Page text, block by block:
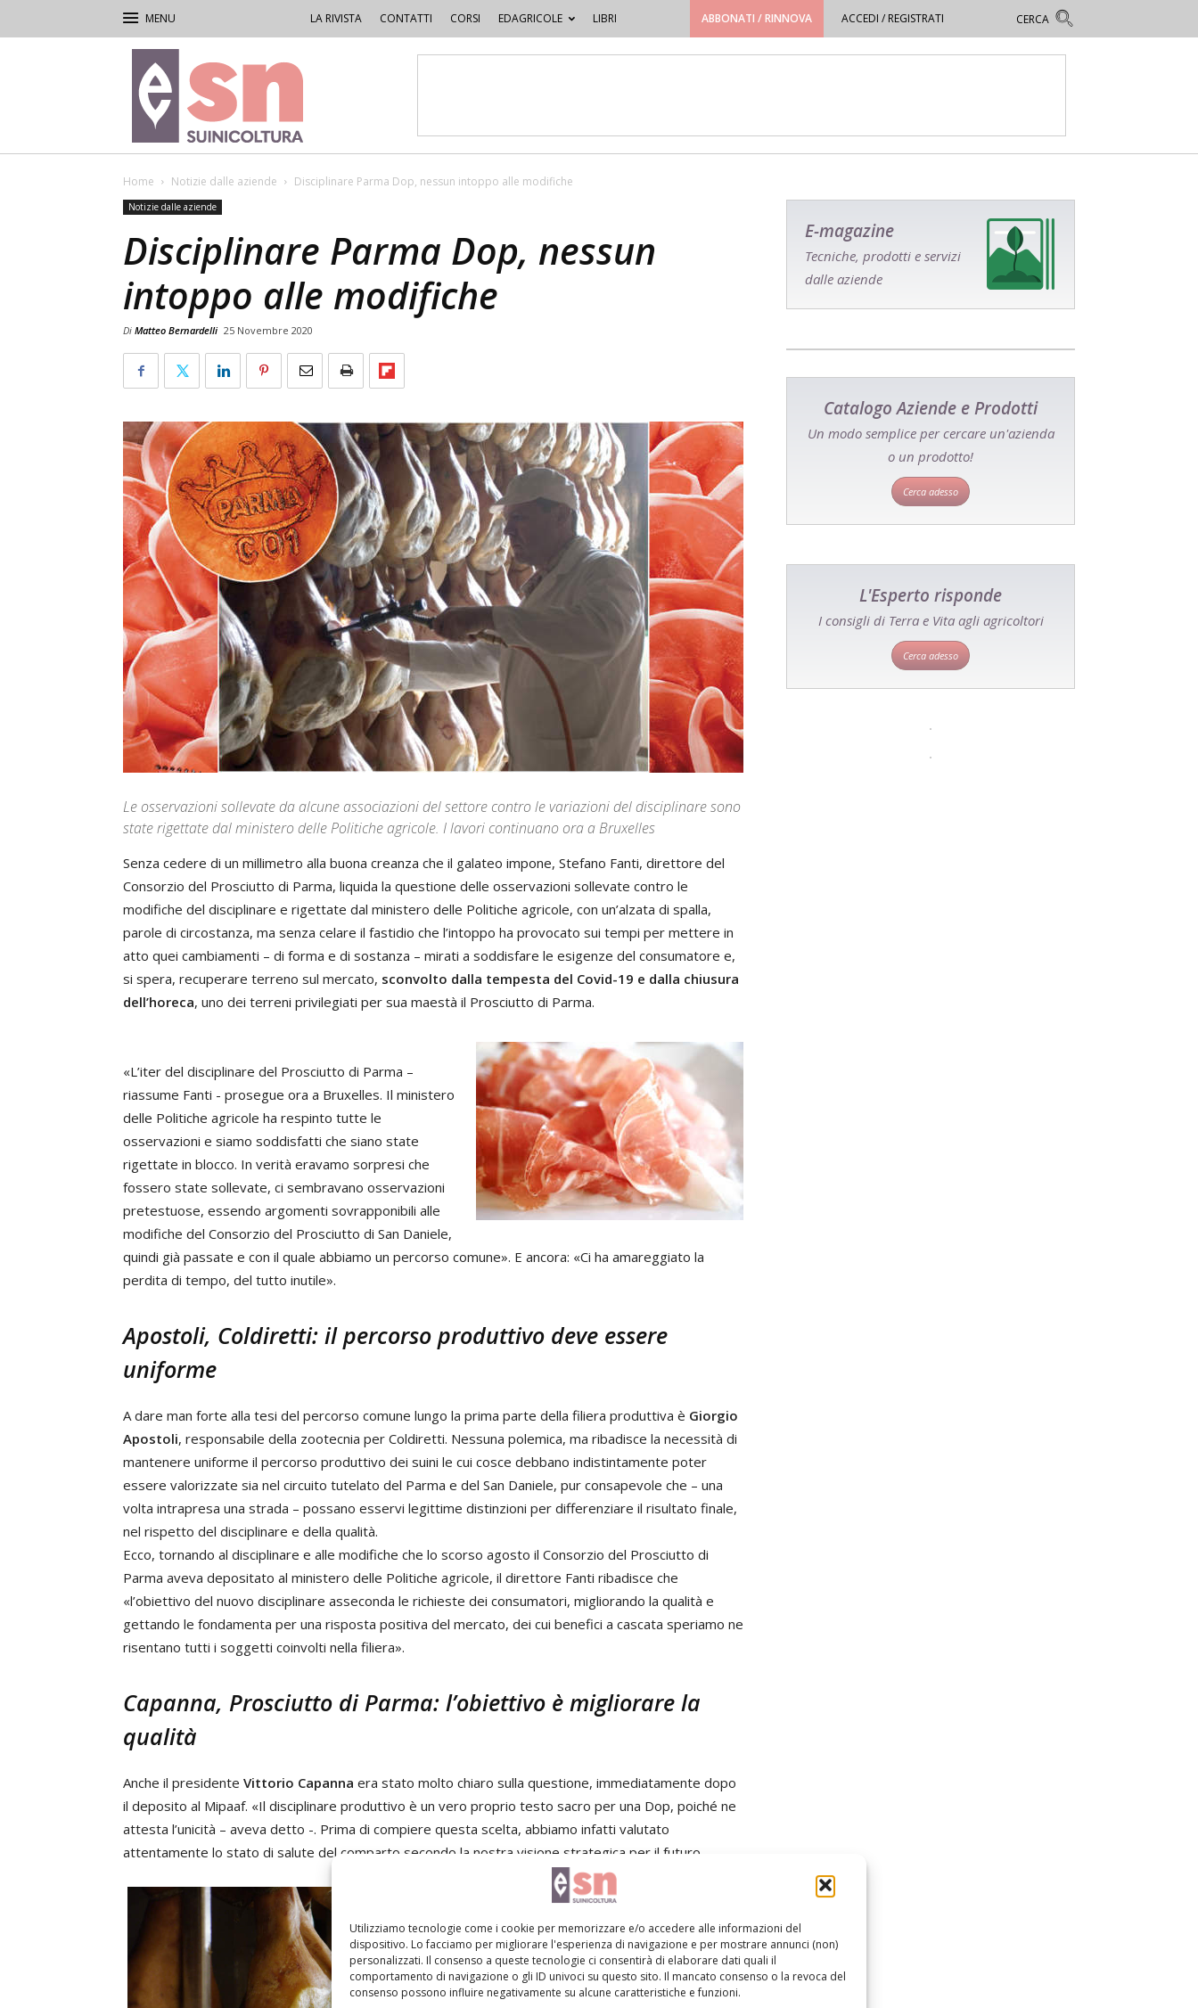
Utilizziamo tecnologie come i cookie per memorizzare e/o accedere alle informazioni del
dispositivo. Lo facciamo per migliorare l'esperienza di navigazione e per mostrare annunci (non)
personalizzati. Il consenso a queste tecnologie ci consentirà di elaborare dati quali il
comportamento di navigazione o gli ID univoci su questo sito. Il mancato consenso o la revoca del
consenso possono influire negativamente su alcune caratteristiche e funzioni.
LA RIVISTA CONTATTI CORSI EDAGRICOLE LIBRI ABBONATI / RINNOVA ACCEDI / REGISTRATI
Rivista
di
Suinicoltura
Home Notizie dalle aziende Disciplinare Parma Dop, nessun intoppo alle modifiche
Notizie dalle aziende
Disciplinare Parma Dop, nessun
intoppo alle modifiche
Di Matteo Bernardelli 25 Novembre 2020
Le osservazioni sollevate da alcune associazioni del settore contro le variazioni del disciplinare sono
state rigettate dal ministero delle Politiche agricole. I lavori continuano ora a Bruxelles
Senza cedere di un millimetro alla buona creanza che il galateo impone, Stefano Fanti, direttore del
Consorzio del Prosciutto di Parma, liquida la questione delle osservazioni sollevate contro le
modifiche del disciplinare e rigettate dal ministero delle Politiche agricole, con un’alzata di spalla,
parole di circostanza, ma senza celare il fastidio che l’intoppo ha provocato sui tempi per mettere in
atto quei cambiamenti – di forma e di sostanza – mirati a soddisfare le esigenze del consumatore e,
si spera, recuperare terreno sul mercato, sconvolto dalla tempesta del Covid-19 e dalla chiusura
dell’horeca, uno dei terreni privilegiati per sua maestà il Prosciutto di Parma.
«L’iter del disciplinare del Prosciutto di Parma –
riassume Fanti - prosegue ora a Bruxelles. Il ministero
delle Politiche agricole ha respinto tutte le
osservazioni e siamo soddisfatti che siano state
rigettate in blocco. In verità eravamo sorpresi che
fossero state sollevate, ci sembravano osservazioni
pretestuose, essendo argomenti sovrapponibili alle
modifiche del Consorzio del Prosciutto di San Daniele,
quindi già passate e con il quale abbiamo un percorso comune». E ancora: «Ci ha amareggiato la
perdita di tempo, del tutto inutile».
Apostoli, Coldiretti: il percorso produttivo deve essere
uniforme
A dare man forte alla tesi del percorso comune lungo la prima parte della filiera produttiva è Giorgio
Apostoli, responsabile della zootecnia per Coldiretti. Nessuna polemica, ma ribadisce la necessità di
mantenere uniforme il percorso produttivo dei suini le cui cosce debbano indistintamente poter
essere valorizzate sia nel circuito tutelato del Parma e del San Daniele, pur consapevole che – una
volta intrapresa una strada – possano esservi legittime distinzioni per differenziare il risultato finale,
nel rispetto del disciplinare e della qualità.
Ecco, tornando al disciplinare e alle modifiche che lo scorso agosto il Consorzio del Prosciutto di
Parma aveva depositato al ministero delle Politiche agricole, il direttore Fanti ribadisce che
«l’obiettivo del nuovo disciplinare asseconda le richieste dei consumatori, migliorando la qualità e
gettando le fondamenta per una risposta positiva del mercato, dei cui benefici a cascata speriamo ne
risentano tutti i soggetti coinvolti nella filiera».
Capanna, Prosciutto di Parma: l’obiettivo è migliorare la
qualità
Anche il presidente Vittorio Capanna era stato molto chiaro sulla questione, immediatamente dopo
il deposito al Mipaaf. «Il disciplinare produttivo è un vero proprio testo sacro per una Dop, poiché ne
attesta l’unicità – aveva detto -. Prima di compiere questa scelta, abbiamo infatti valutato
attentamente lo stato di salute del comparto secondo la nostra visione strategica per il futuro.
E-magazine
Tecniche, prodotti e servizi
dalle aziende
Catalogo Aziende e Prodotti
Un modo semplice per cercare un'azienda
o un prodotto!
Cerca adesso
L'Esperto risponde
I consigli di Terra e Vita agli agricoltori
Cerca adesso